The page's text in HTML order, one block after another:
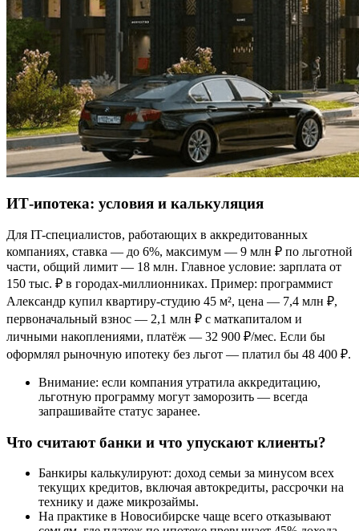
ИТ-ипотека: условия и калькуляция
Для IT-специалистов, работающих в аккредитованных
компаниях, ставка — до 6%, максимум — 9 млн ₽ по льготной
части, общий лимит — 18 млн. Главное условие: зарплата от
150 тыс. ₽ в городах-миллионниках. Пример: программист
Александр купил квартиру-студию 45 м², цена — 7,4 млн ₽,
первоначальный взнос — 2,1 млн ₽ с маткапиталом и
личными накоплениями, платёж — 32 900 ₽/мес. Если бы
оформлял рыночную ипотеку без льгот — платил бы 48 400 ₽.
Внимание: если компания утратила аккредитацию,
льготную программу могут заморозить — всегда
запрашивайте статус заранее.
Что считают банки и что упускают клиенты?
Банкиры калькулируют: доход семьи за минусом всех
текущих кредитов, включая автокредиты, рассрочки на
технику и даже микрозаймы.
На практике в Новосибирске чаще всего отказывают